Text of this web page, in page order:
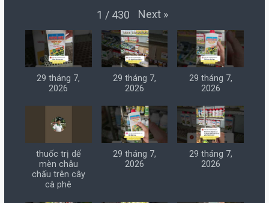
1 / 430 Next »
29 tháng 7,
2026
29 tháng 7,
2026
29 tháng 7,
2026
thuốc trị dế
mèn châu
chấu trên cây
cà phê
29 tháng 7,
2026
29 tháng 7,
2026